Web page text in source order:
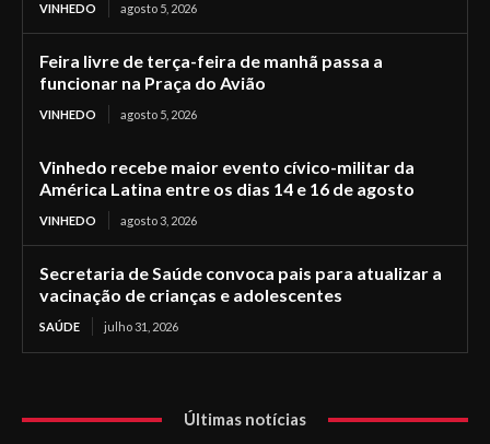
VINHEDO agosto 5, 2026
Feira livre de terça-feira de manhã passa a
funcionar na Praça do Avião
VINHEDO agosto 5, 2026
Vinhedo recebe maior evento cívico-militar da
América Latina entre os dias 14 e 16 de agosto
VINHEDO agosto 3, 2026
Secretaria de Saúde convoca pais para atualizar a
vacinação de crianças e adolescentes
SAÚDE julho 31, 2026
Últimas notícias